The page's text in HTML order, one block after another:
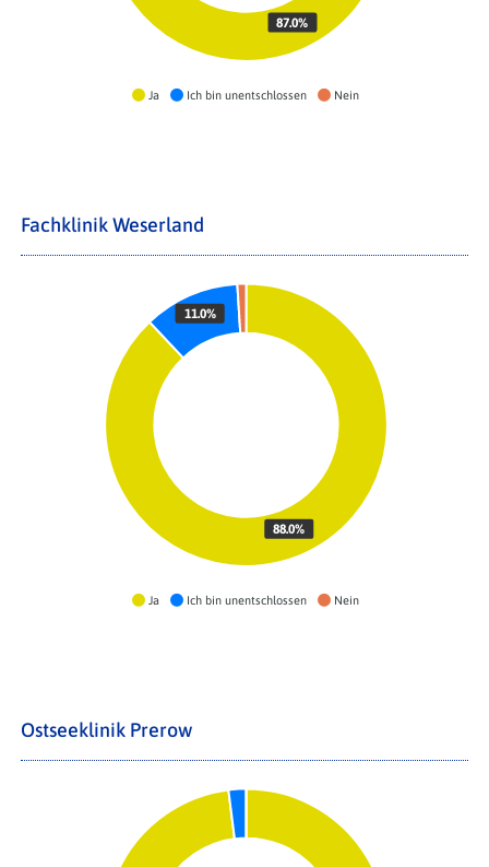
Ja Ich bin unentschlossen Nein
87.0%
Fachklinik Weserland
Ja Ich bin unentschlossen Nein
88.0%
11.0%
Ostseeklinik Prerow